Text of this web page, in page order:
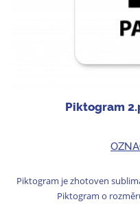
Piktogram
Piktogram je zhotoven
Piktogram o